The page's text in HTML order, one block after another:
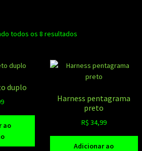
todos os 8 resultadosClassificado
duplo
ao
Harness pentagrama
preto
R$ 34,99
Adicionar ao